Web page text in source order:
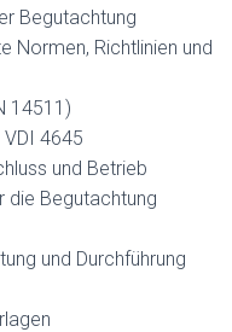
Begutachtung
Normen, Richtlinien und
14511)
4645
und Betrieb
die Begutachtung
und Durchführung